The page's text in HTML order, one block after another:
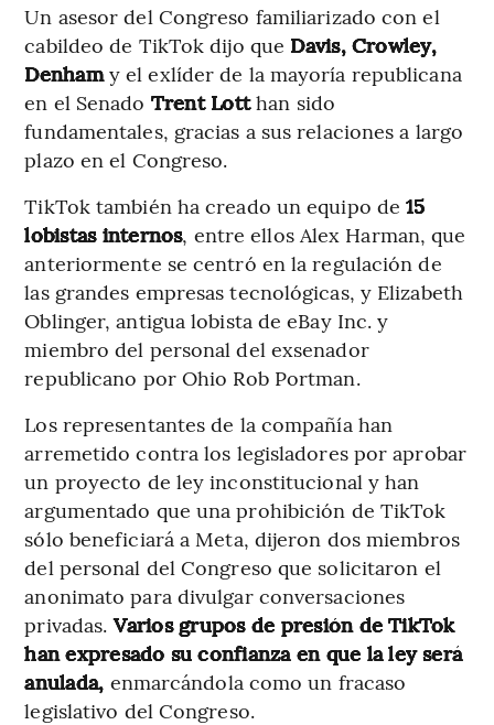
Un asesor del Congreso familiarizado con el
cabildeo de TikTok dijo que Davis, Crowley,
Denhamy el exlíder de la mayoría republicana
en el Senado Trent Lotthan sido
fundamentales, gracias a sus relaciones a largo
plazo en el Congreso.
TikTok también ha creado un equipo de15
lobistas internos, entre ellos Alex Harman, que
anteriormente se centró en la regulación de
las grandes empresas tecnológicas, y Elizabeth
Oblinger, antigua lobista de eBay Inc. y
miembro del personal del exsenador
republicano por Ohio Rob Portman.
Los representantes de la compañía han
arremetido contra los legisladores por aprobar
un proyecto de ley inconstitucional y han
argumentado que una prohibición de TikTok
sólo beneficiará a Meta, dijeron dos miembros
del personal del Congreso que solicitaron el
anonimato para divulgar conversaciones
privadas. Varios grupos de presión de TikTok
han expresado su confianza en que la ley será
anulada, enmarcándola como un fracaso
legislativo del Congreso.